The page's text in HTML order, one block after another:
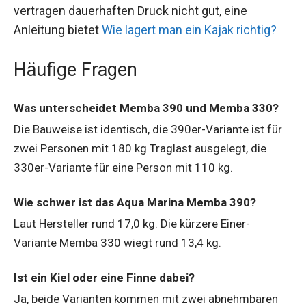
vertragen dauerhaften Druck nicht gut, eine
Anleitung bietetWie lagert man ein Kajak richtig?
Häufige Fragen
Was unterscheidet Memba 390 und Memba 330?
Die Bauweise ist identisch, die 390er-Variante ist für
zwei Personen mit 180 kg Traglast ausgelegt, die
330er-Variante für eine Person mit 110 kg.
Wie schwer ist das Aqua Marina Memba 390?
Laut Hersteller rund 17,0 kg. Die kürzere Einer-
Variante Memba 330 wiegt rund 13,4 kg.
Ist ein Kiel oder eine Finne dabei?
Ja, beide Varianten kommen mit zwei abnehmbaren